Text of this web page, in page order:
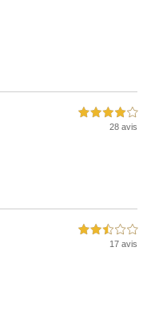
4,0 étoiles sur 5
28 avis
2,5 étoiles sur 5
17 avis